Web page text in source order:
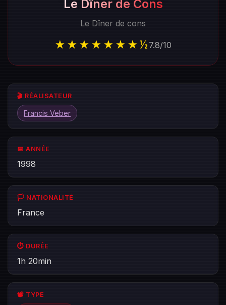
Le Dîner de Cons
Le Dîner de cons
★★★★★★★½ 7.8/10
🎬 RÉALISATEUR
Francis Veber
📅 ANNÉE
1998
🏳️ NATIONALITÉ
France
⏱️ DURÉE
1h 20min
📽️ TYPE